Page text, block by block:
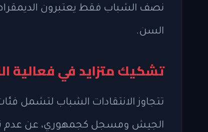
السن.
تشكيك متزايد في فعالية
تتجاوز الانتقادات الشباب لتشمل
الجيش ومسجل كجمهوري، عن عدم